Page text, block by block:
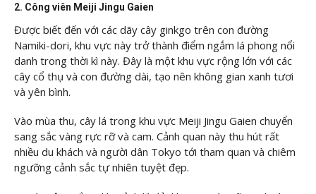
2. Công viên Meiji Jingu Gaien
Được biết đến với các dãy cây ginkgo trên con đường
Namiki-dori, khu vực này trở thành điểm ngắm lá phong nổi
danh trong thời kì này. Đây là một khu vực rộng lớn với các
cây cổ thụ và con đường dài, tạo nên không gian xanh tươi
và yên bình.
Vào mùa thu, cây lá trong khu vực Meiji Jingu Gaien chuyển
sang sắc vàng rực rỡ và cam. Cảnh quan này thu hút rất
nhiều du khách và người dân Tokyo tới tham quan và chiêm
ngưỡng cảnh sắc tự nhiên tuyệt đẹp.